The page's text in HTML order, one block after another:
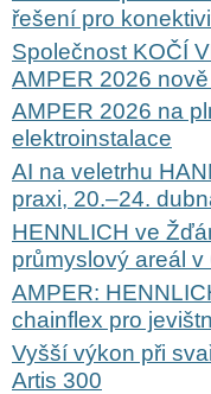
řešení pro
Společnost KOČÍ
AMPER 2026
AMPER 2026 na
elektroinstalace
AI na veletrhu
praxi, 20.–24.
HENNLICH ve
průmyslový areál v
AMPER:
chainflex pro
Vyšší výkon při
Artis 300